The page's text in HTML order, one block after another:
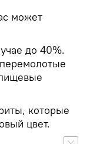
может
до 40%.
которые
цвет.